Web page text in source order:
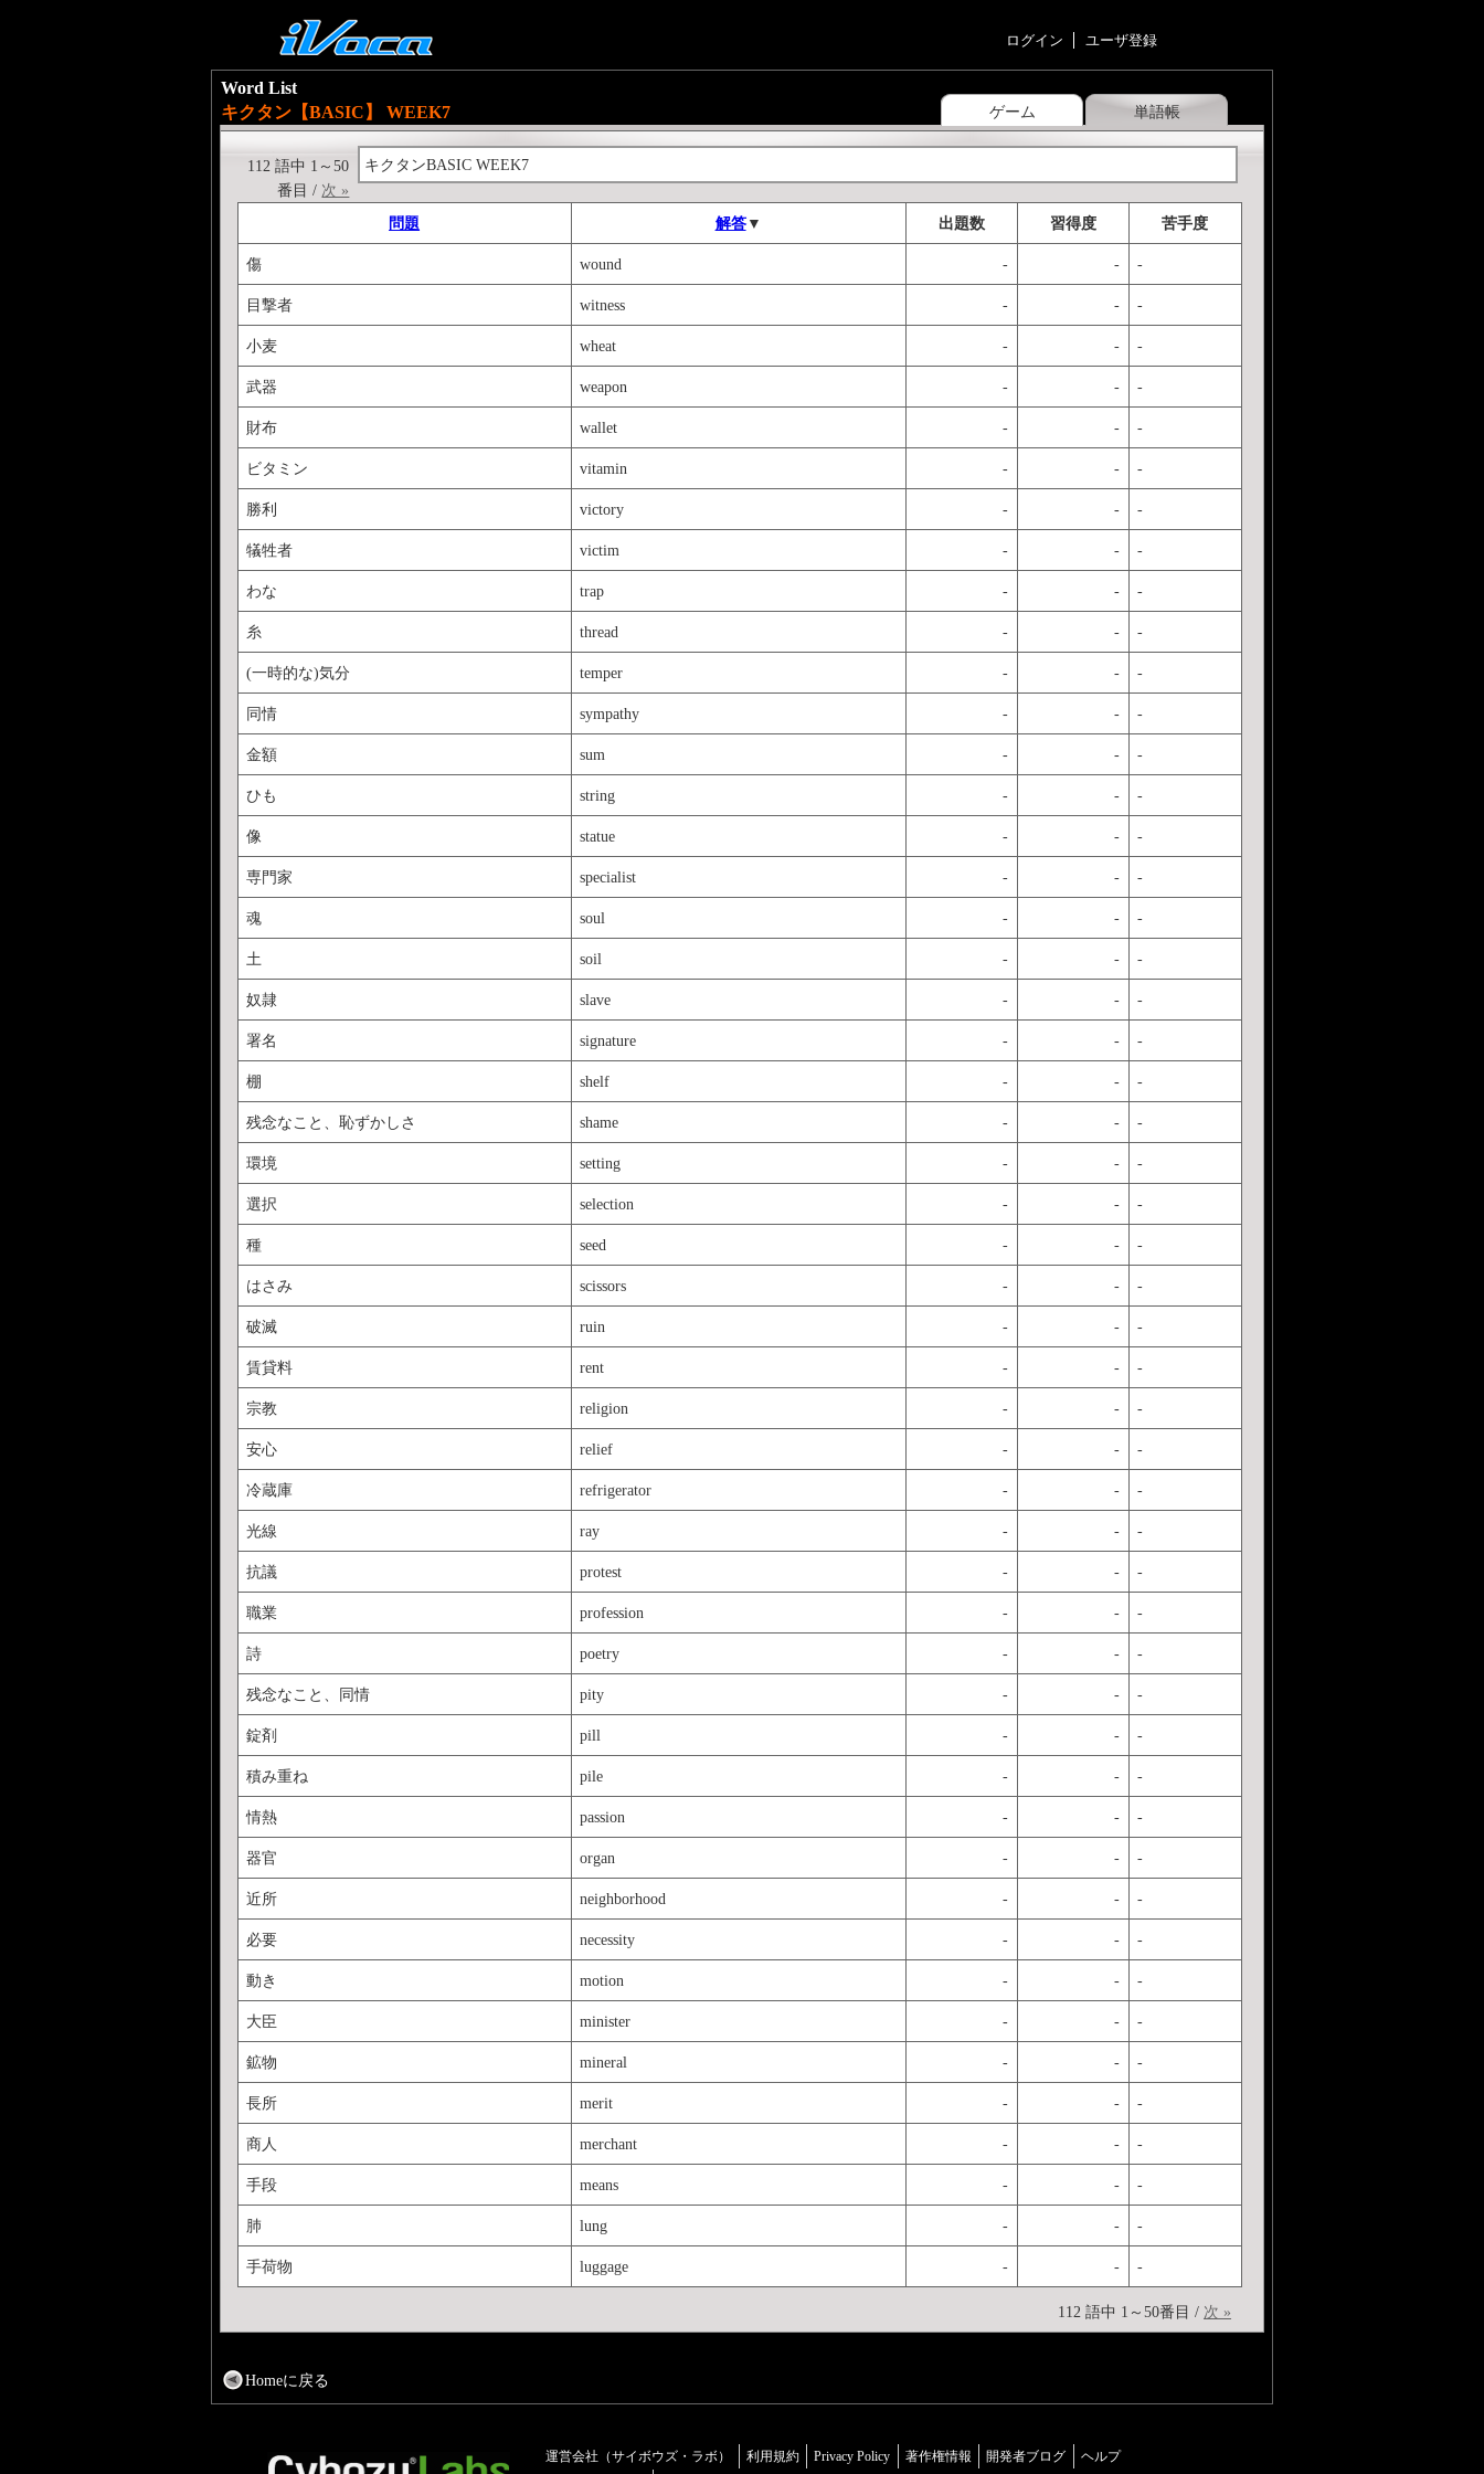
ログイン ユーザ登録
ゲーム 単語帳
Word List
キクタン【BASIC】 WEEK7
キクタンBASIC WEEK7
112 語中 1～50
番目 / 次 »
問題
解答▼ 出題数 習得度 苦手度
傷 wound - - -
目撃者 witness - - -
小麦 wheat - - -
武器 weapon - - -
財布 wallet - - -
ビタミン vitamin - - -
勝利 victory - - -
犠牲者 victim - - -
わな trap - - -
糸 thread - - -
(一時的な)気分 temper - - -
同情 sympathy - - -
金額 sum - - -
ひも string - - -
像 statue - - -
専門家 specialist - - -
魂 soul - - -
土 soil - - -
奴隷 slave - - -
署名 signature - - -
棚 shelf - - -
残念なこと、恥ずかしさ shame - - -
環境 setting - - -
選択 selection - - -
種 seed - - -
はさみ scissors - - -
破滅 ruin - - -
賃貸料 rent - - -
宗教 religion - - -
安心 relief - - -
冷蔵庫 refrigerator - - -
光線 ray - - -
抗議 protest - - -
職業 profession - - -
詩 poetry - - -
残念なこと、同情 pity - - -
錠剤 pill - - -
積み重ね pile - - -
情熱 passion - - -
器官 organ - - -
近所 neighborhood - - -
必要 necessity - - -
動き motion - - -
大臣 minister - - -
鉱物 mineral - - -
長所 merit - - -
商人 merchant - - -
手段 means - - -
肺 lung - - -
手荷物 luggage - - -
112 語中 1～50番目 / 次 »
Homeに戻る
運営会社（サイボウズ・ラボ） 利用規約 Privacy Policy 著作権情報 開発者ブログ ヘルプ